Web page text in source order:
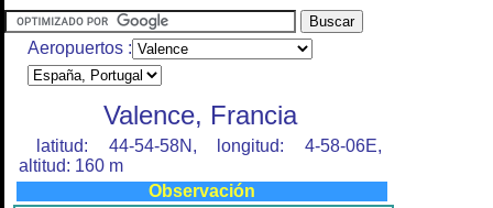
Aeropuertos :
Valence, Francia
latitud: 44-54-58N, longitud: 4-58-06E,
altitud: 160 m
Observación